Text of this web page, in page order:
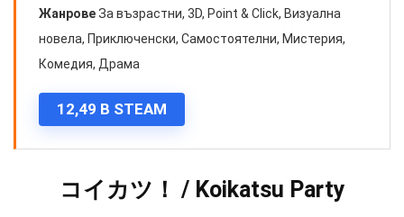
12,49 В STEAM
ЖанровеЗа възрастни, 3D, Point & Click, Визуална
новела, Приключенски, Самостоятелни, Мистерия,
Комедия, Драма
コイカツ！ / Koikatsu Party